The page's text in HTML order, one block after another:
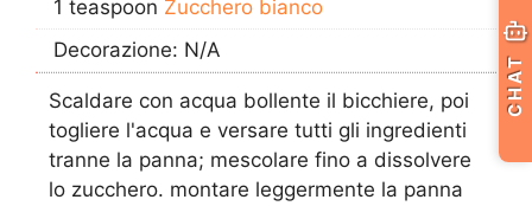
1 teaspoon Zucchero bianco
Decorazione: N/A
Scaldare con acqua bollente il bicchiere, poi
togliere l'acqua e versare tutti gli ingredienti
tranne la panna; mescolare fino a dissolvere
lo zucchero. montare leggermente la panna
CHAT